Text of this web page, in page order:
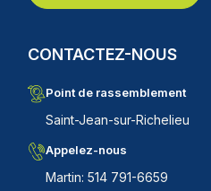
CONTACTEZ-NOUS
Point de rassemblement
Saint-Jean-sur-Richelieu
Appelez-nous
Martin: 514 791-6659